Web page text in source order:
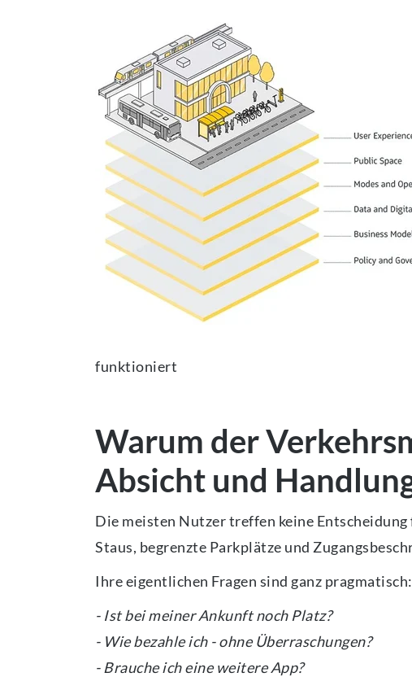
funktioniert
Warum der
Absicht und
Die meisten Nutzer treffen keine
Staus, begrenzte Parkplätze und
Ihre eigentlichen Fragen sind ganz pragmatisch:
- Ist bei meiner Ankunft noch Platz?
- Wie bezahle ich - ohne Überraschungen?
- Brauche ich eine weitere App?